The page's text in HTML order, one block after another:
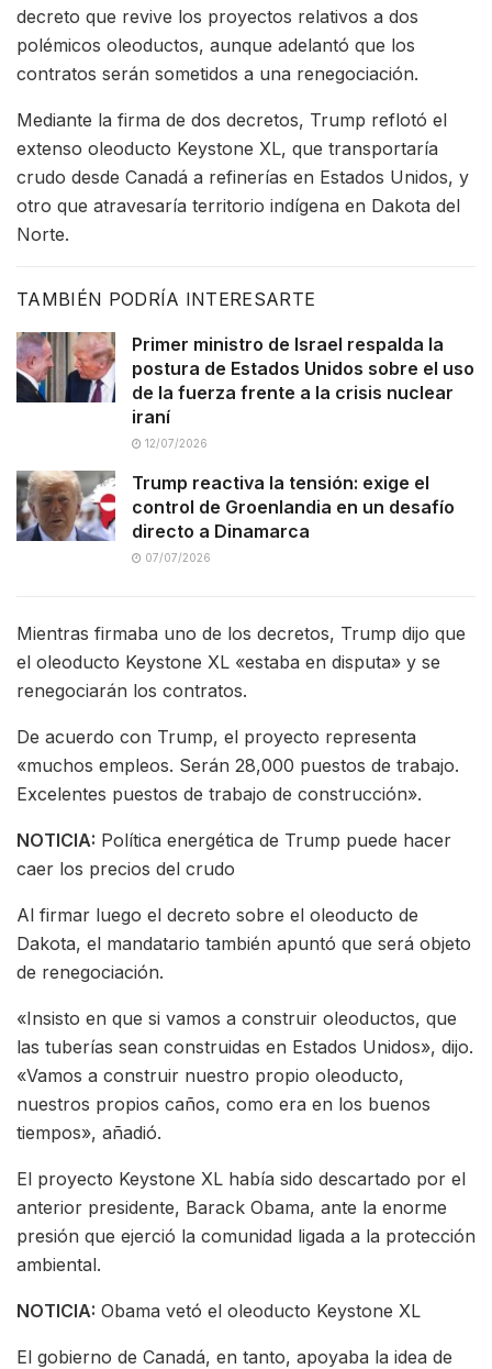
decreto que revive los proyectos relativos a dos
polémicos oleoductos, aunque adelantó que los
contratos serán sometidos a una renegociación.
Mediante la firma de dos decretos, Trump reflotó el
extenso oleoducto Keystone XL, que transportaría
crudo desde Canadá a refinerías en Estados Unidos, y
otro que atravesaría territorio indígena en Dakota del
Norte.
TAMBIÉN PODRÍA INTERESARTE
Primer ministro de Israel respalda la
postura de Estados Unidos sobre el uso
de la fuerza frente a la crisis nuclear
iraní
12/07/2026
Trump reactiva la tensión: exige el
control de Groenlandia en un desafío
directo a Dinamarca
07/07/2026
Mientras firmaba uno de los decretos, Trump dijo que
el oleoducto Keystone XL «estaba en disputa» y se
renegociarán los contratos.
De acuerdo con Trump, el proyecto representa
«muchos empleos. Serán 28,000 puestos de trabajo.
Excelentes puestos de trabajo de construcción».
NOTICIA: Política energética de Trump puede hacer
caer los precios del crudo
Al firmar luego el decreto sobre el oleoducto de
Dakota, el mandatario también apuntó que será objeto
de renegociación.
«Insisto en que si vamos a construir oleoductos, que
las tuberías sean construidas en Estados Unidos», dijo.
«Vamos a construir nuestro propio oleoducto,
nuestros propios caños, como era en los buenos
tiempos», añadió.
El proyecto Keystone XL había sido descartado por el
anterior presidente, Barack Obama, ante la enorme
presión que ejerció la comunidad ligada a la protección
ambiental.
NOTICIA: Obama vetó el oleoducto Keystone XL
El gobierno de Canadá, en tanto, apoyaba la idea de